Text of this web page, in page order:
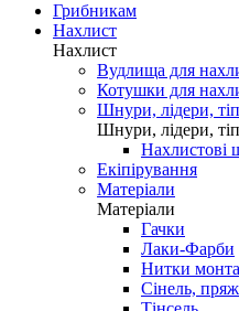
Грибникам
Нахлист
Нахлист
Вудлища для
Котушки для
Шнури, лідери,
Шнури, лідери,
Нахлистові
Екіпірування
Матеріали
Матеріали
Гачки
Лаки-Фарби
Нитки
Сінель,